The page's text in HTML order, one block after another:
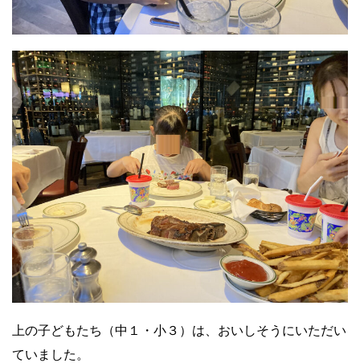
上の子どもたち（中１・小３）は、おいしそうにいただい
ていました。